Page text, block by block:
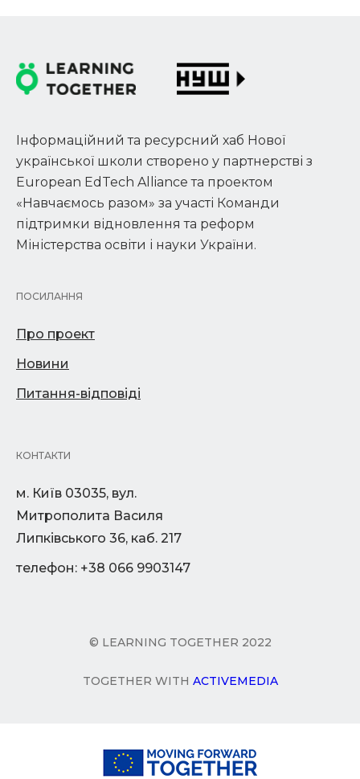
Інформаційний та ресурсний хаб Нової
української школи створено у партнерстві з
European EdTech Alliance та проектом
«Навчаємось разом» за участі Команди
підтримки відновлення та реформ
Міністерства освіти і науки України.
ПОСИЛАННЯ
Про проект
Новини
Питання-відповіді
КОНТАКТИ
м. Київ 03035, вул.
Митрополита Василя
Липківського 36, каб. 217
телефон: +38 066 9903147
© LEARNING TOGETHER 2022
TOGETHER WITH ACTIVEMEDIA